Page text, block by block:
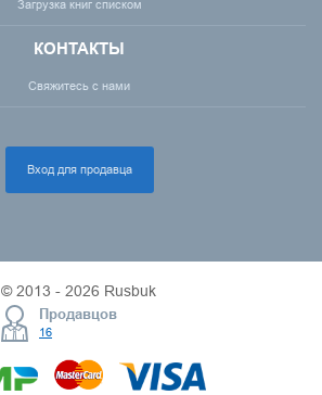
Загрузка книг списком
КОНТАКТЫ
Свяжитесь с нами
Вход для продавца
© 2013 - 2026 Rusbuk
Продавцов
16